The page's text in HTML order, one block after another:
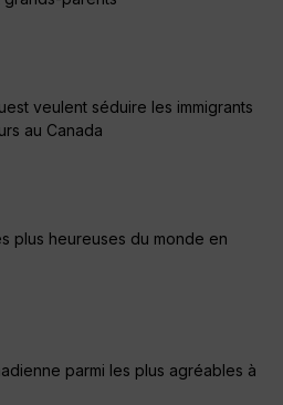
veulent séduire les immigrants
au Canada
plus heureuses du monde en
parmi les plus agréables à